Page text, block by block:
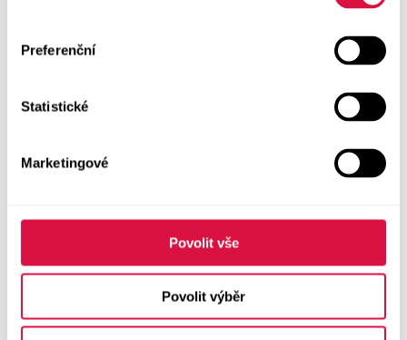
Preferenční
Statistické
Marketingové
Povolit vše
Povolit výběr
Boty GEOX
Pásky